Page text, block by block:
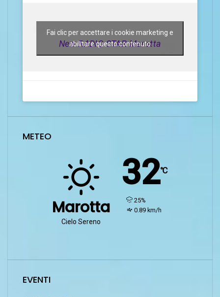
New RADIO STAR Marotta
Fai clic per accettare i cookie marketing e
abilitare questo contenuto
METEO
Marotta
Cielo Sereno
32℃
humidity:
25%
wind:
0.89 km/h
EVENTI